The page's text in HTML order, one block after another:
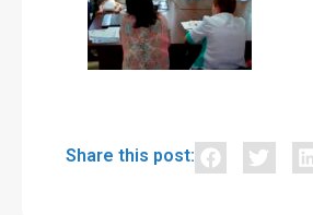
Share this post: